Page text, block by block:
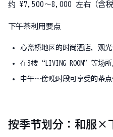
约 ¥7,500〜8,000 左右（含税
下午茶利用要点
心斋桥地区的时尚酒店，观光
在3楼“LIVING ROOM”等场
中午〜傍晚时段可享受的茶点
按季节划分：和服×